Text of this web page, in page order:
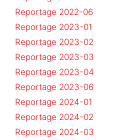
Reportage 2022-06
Reportage 2023-01
Reportage 2023-02
Reportage 2023-03
Reportage 2023-04
Reportage 2023-06
Reportage 2024-01
Reportage 2024-02
Reportage 2024-03